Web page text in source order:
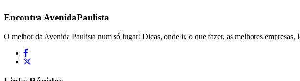
EncontraAvenidaPaulista
O melhor da Avenida Paulista num só lugar! Dicas, onde ir, o que fazer, as melhores